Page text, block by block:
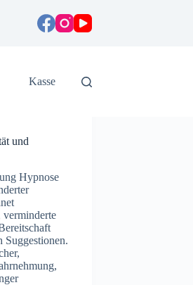
Kasse
und
Hypnose
verminderte
Suggestionen.